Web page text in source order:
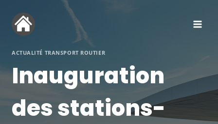
contenu
ACTUALITÉ TRANSPORT ROUTIER
Inauguration
des stations-